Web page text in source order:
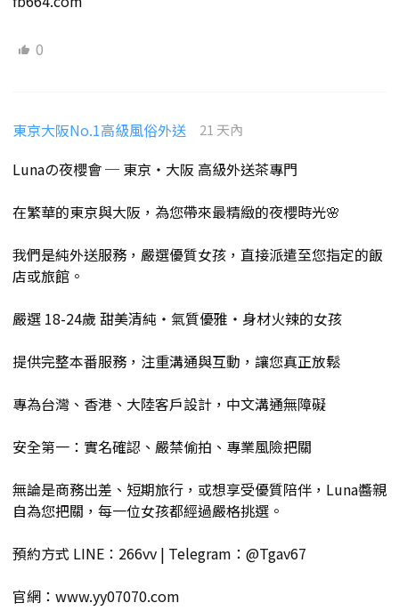
0
東京大阪No.1高級風俗外送 21 天內
Lunaの夜櫻會 ─ 東京・大阪 高級外送茶專門
在繁華的東京與大阪，為您帶來最精緻的夜櫻時光🌸
我們是純外送服務，嚴選優質女孩，直接派遣至您指定的飯
店或旅館。
嚴選 18-24歲 甜美清純・氣質優雅・身材火辣的女孩
提供完整本番服務，注重溝通與互動，讓您真正放鬆
專為台灣、香港、大陸客戶設計，中文溝通無障礙
安全第一：實名確認、嚴禁偷拍、專業風險把關
無論是商務出差、短期旅行，或想享受優質陪伴，Luna醬親
自為您把關，每一位女孩都經過嚴格挑選。
預約方式 LINE：266vv | Telegram：@Tgav67
官網：www.yy07070.com